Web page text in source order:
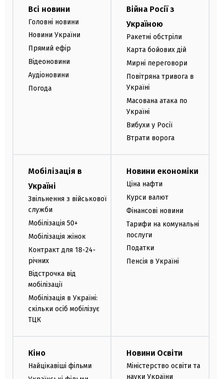
Всі новини
Головні новини
Новини України
Прямий ефір
Відеоновини
Аудіоновини
Погода
Війна Росії з
Україною
Ракетні обстріли
Карта бойових дій
Мирні переговори
Повітряна тривога в
Україні
Масована атака по
Україні
Вибухи у Росії
Втрати ворога
Мобілізація в
Україні
Звільнення з військової
служби
Мобілізація 50+
Мобілізація жінок
Контракт для 18-24-
річних
Відстрочка від
мобілізації
Мобілізація в Україні:
скільки осіб мобілізує
ТЦК
Новини економіки
Ціна нафти
Курси валют
Фінансові новини
Тарифи на комунальні
послуги
Податки
Пенсія в Україні
Кіно
Найцікавіші фільми
Новини Освіти
Міністерство освіти та
науки України